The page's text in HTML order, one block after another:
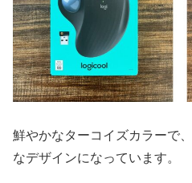
鮮やかなターコイズカラーで
なデザインになっています。